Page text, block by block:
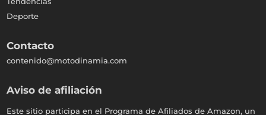
Deporte
Contacto
contenido@motodinamia.com
Aviso de afiliación
Este sitio participa en el Programa de Afiliados de Amazon, un